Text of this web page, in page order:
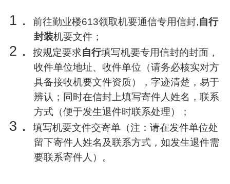
1． 前往勤业楼613领取机要通信专用信封,自行
封装机要文件；
2． 按规定要求自行填写机要专用信封的封面，
收件单位地址、收件单位（请务必核实对方
具备接收机要文件资质），字迹清楚，易于
辨认；同时在信封上填写寄件人姓名，联系
方式（便于发生退件时联系处理）；
3．
填写机要文件交寄单（注：请在发件单位处
留下寄件人姓名及联系方式，如发生退件需
要联系寄件人）。